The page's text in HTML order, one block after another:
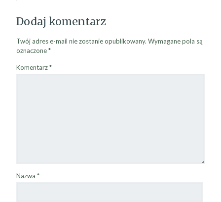
Dodaj komentarz
Twój adres e-mail nie zostanie opublikowany. Wymagane pola są
oznaczone*
Komentarz*
Nazwa *